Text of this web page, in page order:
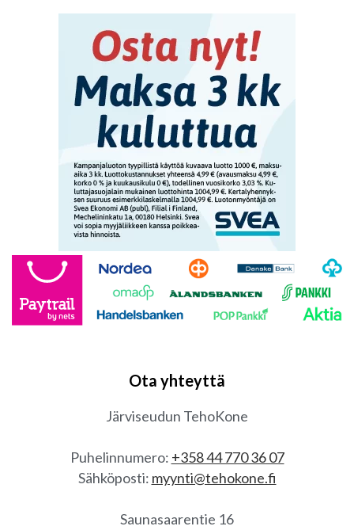
Ota yhteyttä
Järviseudun TehoKone
Puhelinnumero: +358 44 770 36 07
Sähköposti: myynti@tehokone.fi
Saunasaarentie 16